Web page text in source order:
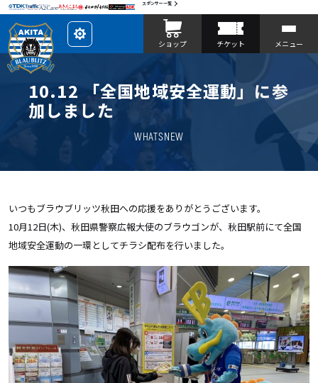
スポンサー一覧
レ
イ
ア
を
カ
ス
タ
マ
ショップ チケット メニュー
10.12 「全国地域安全運動」に参
加しました
WHATSNEW
いつもブラウブリッツ秋田への応援をありがとうございます。
10月12日(木)、秋田県警察広報大使のブラウゴンが、秋田駅前にて全国
地域安全運動の一環としてチラシ配布を行いました。